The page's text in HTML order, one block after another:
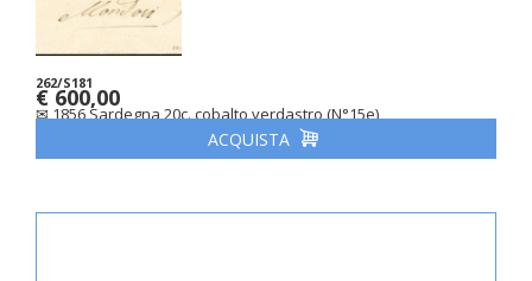
262/S181
✉ 1856 Sardegna 20c. cobalto verdastro (N°15e)
€ 600,00
ACQUISTA